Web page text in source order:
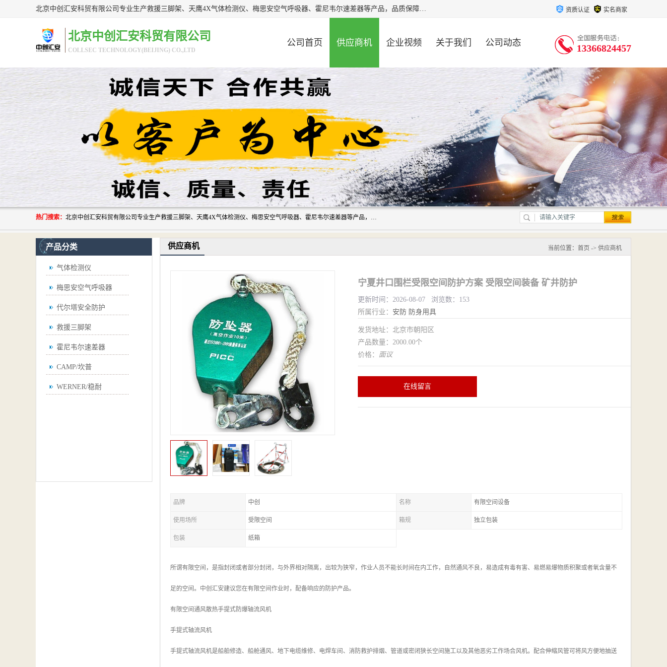
北京中创汇安科贸有限公司专业生产救援三脚架、天鹰4X气体检测仪、梅思安空气呼吸器、霍尼韦尔速差器等产品，品质保障，价格合理，欢迎在线致电咨询。 资质认证 实名商家
北京中创汇安科贸有限公司
COLLSEC TECHNOLOGY(BEIJING) CO.,LTD
公司首页 供应商机 企业视频 关于我们 公司动态 13366824457
热门搜索： 北京中创汇安科贸有限公司专业生产救援三脚架、天鹰4X气体检测仪、梅思安空气呼吸器、霍尼韦尔速差器等产品，品质保障，价格合理，欢迎在线致电咨询。
产品分类
气体检测仪
梅思安空气呼吸器
代尔塔安全防护
救援三脚架
霍尼韦尔速差器
CAMP/坎普
WERNER/稳耐
供应商机 当前位置： 首页 -> 供应商机
宁夏井口围栏受限空间防护方案 受限空间装备 矿井防护
更新时间：2026-08-07 浏览数：153
所属行业： 安防 防身用具
发货地址：北京市朝阳区
产品数量：2000.00个
价格： 面议
在线留言
品牌 中创 名称 有限空间设备
使用场所 受限空间 箱规 独立包装
包装 纸箱
所谓有限空间，是指封闭或者部分封闭，与外界相对隔离，出较为狭窄，作业人员不能长时间在内工作，自然通风不良，易造成有毒有害、易燃易爆物质积聚或者氧含量不
足的空间。中创汇安建议您在有限空间作业时，配备响应的防护产品。
有限空间通风散热手提式防爆轴流风机
手提式轴流风机
手提式轴流风机是船舶修造、船舱通风、地下电缆维修、电焊车间、消防救护排烟、管道或密闭狭长空间施工以及其他恶劣工作场合风机。配合伸缩风管可将风方便地抽送